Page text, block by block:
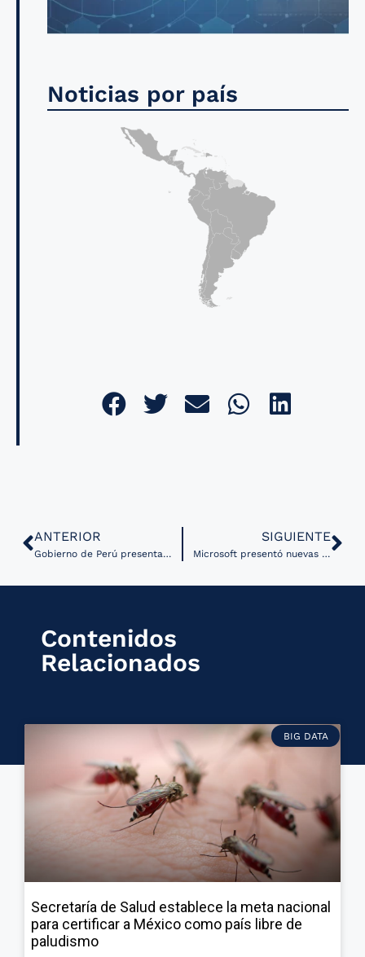
Noticias por país
ANTERIOR
Gobierno de Perú presenta Datatón para impulsar innovación en sector salud a nivel nacional
SIGUIENTE
Microsoft presentó nuevas soluciones de Salud Digital en HLTH 2023
Contenidos
Relacionados
BIG DATA
Secretaría de Salud establece la meta nacional
para certificar a México como país libre de
paludismo